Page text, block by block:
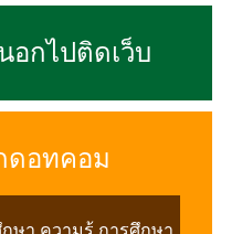
อกไปติดเว็บ
ดอทคอม